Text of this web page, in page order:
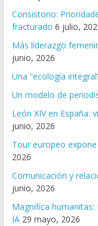
Consistorio:
fracturado 6 julio,
Más liderazgo
junio, 2026
Una “ecología
Un modelo de
León XIV en España:
junio, 2026
Tour europeo
2026
Comunicación y
junio, 2026
Magnifica humanitas:
IA 29 mayo, 2026